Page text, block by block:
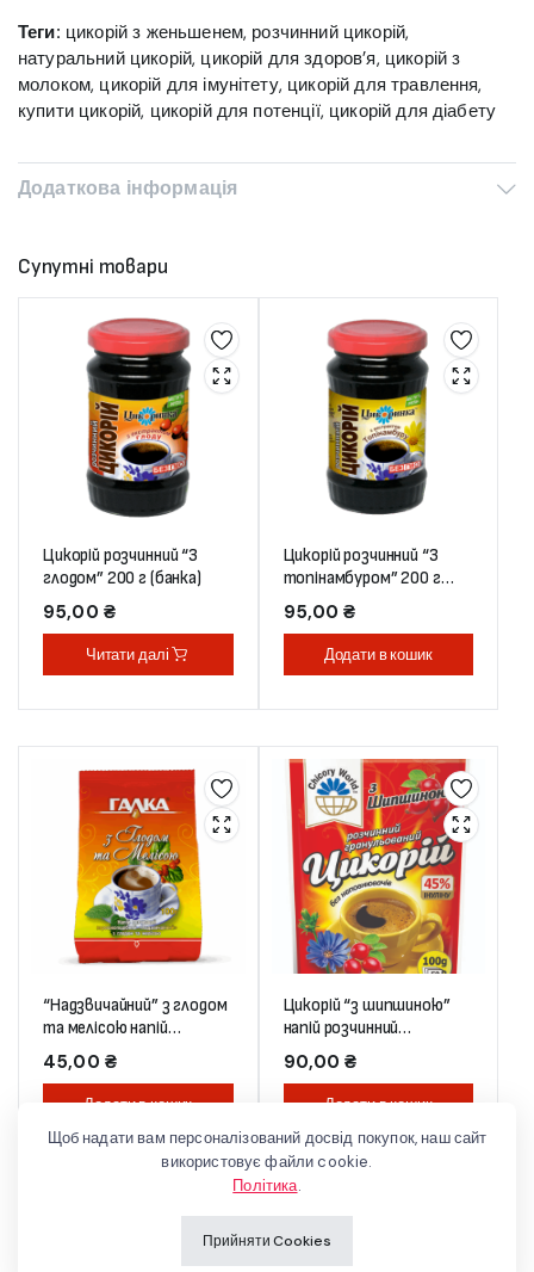
Теги: цикорій з женьшенем, розчинний цикорій,
натуральний цикорій, цикорій для здоров’я, цикорій з
молоком, цикорій для імунітету, цикорій для травлення,
купити цикорій, цикорій для потенції, цикорій для діабету
Додаткова інформація
Супутні товари
Цикорій розчинний “З
глодом” 200 г (банка)
95,00 ₴
Читати далі
Цикорій розчинний “З
топінамбуром” 200 г
(банка)
95,00₴
Додати в кошик
“Надзвичайний” з глодом
та мелісою напій
розчинний 100 г (пакет)
45,00 ₴
Додати в кошик
Цикорій “з шипшиною”
напій розчинний
гранульований 100 г
(дой-пак)
90,00₴
Додати в кошик
Щоб надати вам персоналізований досвід покупок, наш сайт
використовує файли cookie.
Політика.
Прийняти Cookies